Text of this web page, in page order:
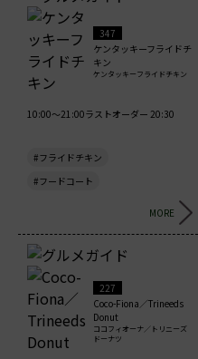
347
ケンタッキーフライドチ
キン
ケンタッキーフライドチキン
10:00～21:00ラストオーダー 20:30
#フライドチキン
#フードコート
MORE
227
Coco-Fiona／Trineeds
Donut
ココフィオーナ／トリニーズ
ドーナツ